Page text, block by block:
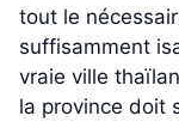
tout le
suffisamment
vraie ville
la province doit